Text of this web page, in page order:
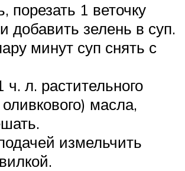
порезать 1 веточку
добавить зелень в суп.
минут суп снять с
ч. л. растительного
масла,
измельчить